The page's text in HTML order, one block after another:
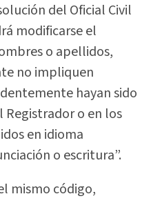
del Oficial Civil
modificarse el
o apellidos,
no impliquen
hayan sido
Registrador o en los
en idioma
o escritura”.
mismo código,